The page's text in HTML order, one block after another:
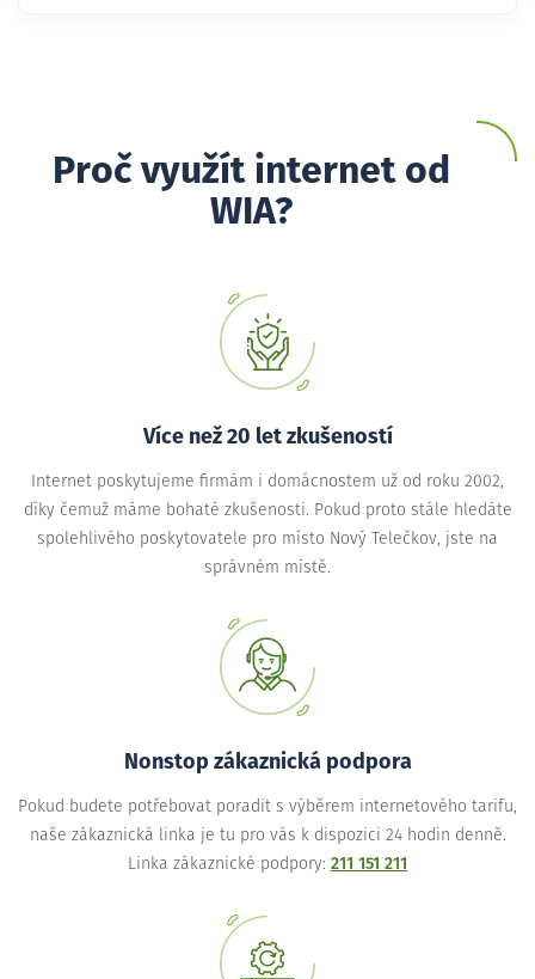
Proč využít internet od
WIA?
Více než 20 let zkušeností
Internet poskytujeme firmám i domácnostem už od roku 2002,
díky čemuž máme bohaté zkušenosti. Pokud proto stále hledáte
spolehlivého poskytovatele pro místo Nový Telečkov, jste na
správném místě.
Nonstop zákaznická podpora
Pokud budete potřebovat poradit s výběrem internetového tarifu,
naše zákaznická linka je tu pro vás k dispozici 24 hodin denně.
Linka zákaznické podpory: 211 151 211